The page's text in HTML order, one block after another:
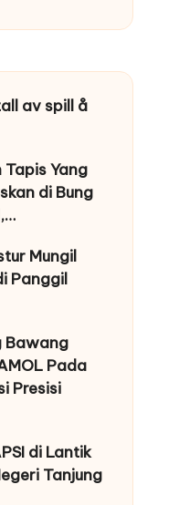
av spill å
Tapis Yang
di Bung
Mungil
Panggil
Bawang
Pada
Presisi
di Lantik
Tanjung